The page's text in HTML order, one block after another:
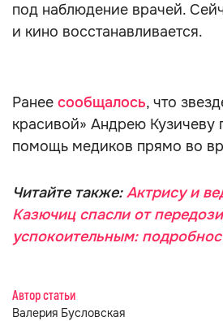
под наблюдение врачей.
и кино восстанавливается.
Ранее сообщалось, что
красивой» Андрею Кузичеву
помощь медиков прямо во
Читайте также:Актрису и
Казючиц спасли от
успокоительным:
Автор статьи
Валерия Бусловская